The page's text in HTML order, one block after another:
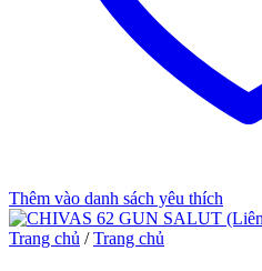
Thêm vào danh sách yêu thích
Trang chủ / Trang chủ